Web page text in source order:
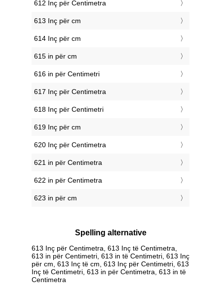
612 Inç për Centimetra
613 Inç për cm
614 Inç për cm
615 in për cm
616 in për Centimetri
617 Inç për Centimetra
618 Inç për Centimetri
619 Inç për cm
620 Inç për Centimetra
621 in për Centimetra
622 in për Centimetra
623 in për cm
Spelling alternative
613 Inç për Centimetra, 613 Inç të Centimetra,
613 in për Centimetri, 613 in të Centimetri, 613 Inç
për cm, 613 Inç të cm, 613 Inç për Centimetri, 613
Inç të Centimetri, 613 in për Centimetra, 613 in të
Centimetra